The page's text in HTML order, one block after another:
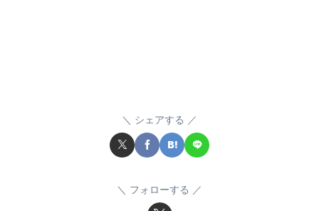
シェアする
フォローする